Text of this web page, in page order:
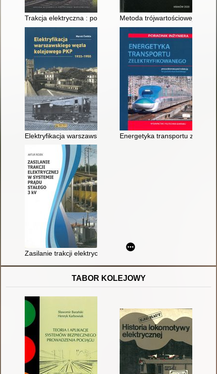
Trakcja elektryczna : podstawy Metoda trójwartościowej
Elektryfikacja warszawskiego węzła kolejowego PKP 1933-
Energetyka transportu
Zasilanie trakcji elektrycznej w systemie prądu stałego 3 kV
TABOR KOLEJOWY